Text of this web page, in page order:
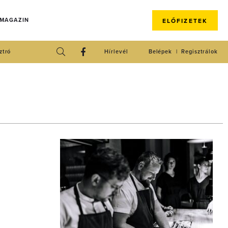
ELŐFIZETEK
Regisztrálok
Belépek
Hírlevél